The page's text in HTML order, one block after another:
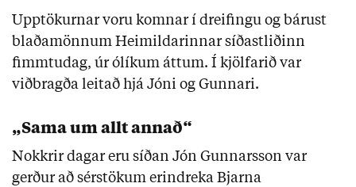
Upptökurnar voru komnar í dreifingu og bárust
blaðamönnum Heimildarinnar síðastliðinn
fimmtudag, úr ólíkum áttum. Í kjölfarið var
viðbragða leitað hjá Jóni og Gunnari.
„Sama um allt annað“
Nokkrir dagar eru síðan Jón Gunnarsson var
gerður að sérstökum erindreka Bjarna